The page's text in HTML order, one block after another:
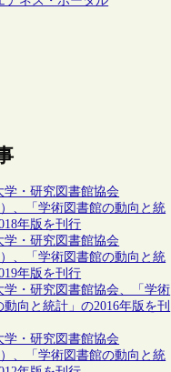
学・研究図書館協会
）、「学術図書館の動向と統
年版を刊行
学・研究図書館協会
）、「学術図書館の動向と統
年版を刊行
学・研究図書館協会、「学術
動向と統計」の2016年版を刊
学・研究図書館協会
）、「学術図書館の動向と統